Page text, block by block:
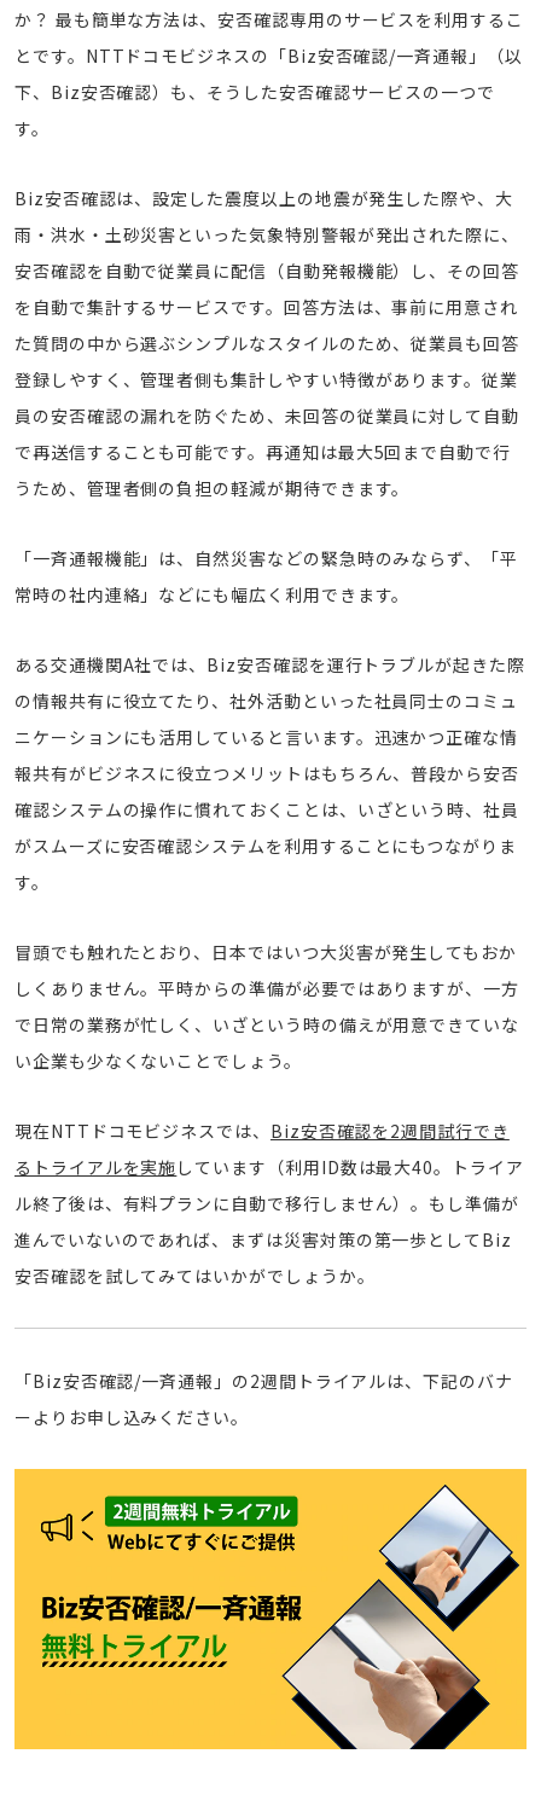
か？ 最も簡単な方法は、安否確認専用のサービスを利用するこ
とです。NTTドコモビジネスの「Biz安否確認/一斉通報」（以
下、Biz安否確認）も、そうした安否確認サービスの一つで
す。
Biz安否確認は、設定した震度以上の地震が発生した際や、大
雨・洪水・土砂災害といった気象特別警報が発出された際に、
安否確認を自動で従業員に配信（自動発報機能）し、その回答
を自動で集計するサービスです。回答方法は、事前に用意され
た質問の中から選ぶシンプルなスタイルのため、従業員も回答
登録しやすく、管理者側も集計しやすい特徴があります。従業
員の安否確認の漏れを防ぐため、未回答の従業員に対して自動
で再送信することも可能です。再通知は最大5回まで自動で行
うため、管理者側の負担の軽減が期待できます。
「一斉通報機能」は、自然災害などの緊急時のみならず、「平
常時の社内連絡」などにも幅広く利用できます。
ある交通機関A社では、Biz安否確認を運行トラブルが起きた際
の情報共有に役立てたり、社外活動といった社員同士のコミュ
ニケーションにも活用していると言います。迅速かつ正確な情
報共有がビジネスに役立つメリットはもちろん、普段から安否
確認システムの操作に慣れておくことは、いざという時、社員
がスムーズに安否確認システムを利用することにもつながりま
す。
冒頭でも触れたとおり、日本ではいつ大災害が発生してもおか
しくありません。平時からの準備が必要ではありますが、一方
で日常の業務が忙しく、いざという時の備えが用意できていな
い企業も少なくないことでしょう。
現在NTTドコモビジネスでは、 Biz安否確認を2週間試行でき
るトライアルを実施 しています（利用ID数は最大40。トライア
ル終了後は、有料プランに自動で移行しません）。もし準備が
進んでいないのであれば、まずは災害対策の第一歩としてBiz
安否確認を試してみてはいかがでしょうか。
「Biz安否確認/一斉通報」の2週間トライアルは、下記のバナ
ーよりお申し込みください。